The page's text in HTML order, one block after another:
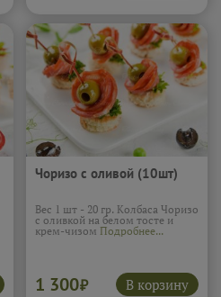
Чоризо с оливой (10шт)
Вес 1 шт - 20 гр. Колбаса Чоризо
с оливкой на белом тосте и
крем-чизом Подробнее...
1 300₽ В корзину